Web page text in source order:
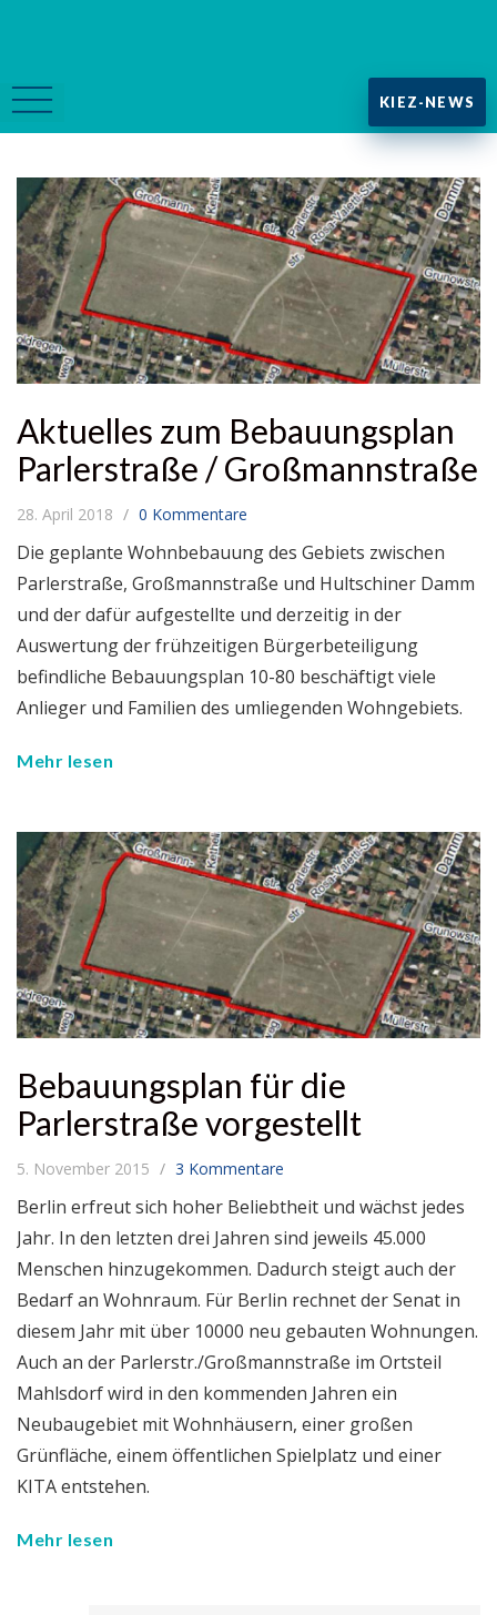
KIEZ-NEWS
Aktuelles zum Bebauungsplan
Parlerstraße / Großmannstraße
28. April 2018 0 Kommentare
Die geplante Wohnbebauung des Gebiets zwischen
Parlerstraße, Großmannstraße und Hultschiner Damm
und der dafür aufgestellte und derzeitig in der
Auswertung der frühzeitigen Bürgerbeteiligung
befindliche Bebauungsplan 10-80 beschäftigt viele
Anlieger und Familien des umliegenden Wohngebiets.
Mehr lesen
Bebauungsplan für die
Parlerstraße vorgestellt
5. November 2015 3 Kommentare
Berlin erfreut sich hoher Beliebtheit und wächst jedes
Jahr. In den letzten drei Jahren sind jeweils 45.000
Menschen hinzugekommen. Dadurch steigt auch der
Bedarf an Wohnraum. Für Berlin rechnet der Senat in
diesem Jahr mit über 10000 neu gebauten Wohnungen.
Auch an der Parlerstr./Großmannstraße im Ortsteil
Mahlsdorf wird in den kommenden Jahren ein
Neubaugebiet mit Wohnhäusern, einer großen
Grünfläche, einem öffentlichen Spielplatz und einer
KITA entstehen.
Mehr lesen